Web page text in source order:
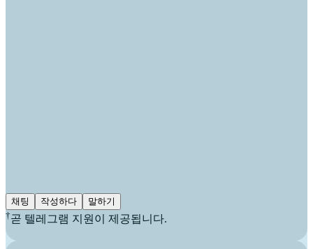
채팅 작성하다
말하기
†곧 텔레그램 지원이 제공됩니다.